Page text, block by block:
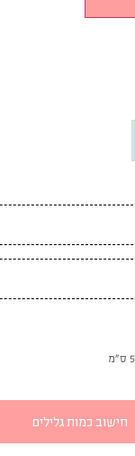
חישוב כמות גלילים